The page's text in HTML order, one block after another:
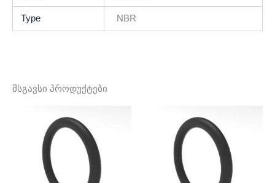
Type NBR
მსგავსი პროდუქტები